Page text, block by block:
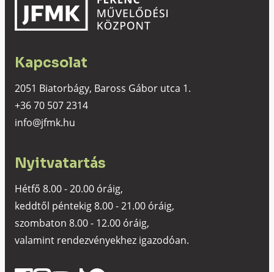
Kapcsolat
2051 Biatorbágy, Baross Gábor utca 1.
+36 70 507 2314
info@jfmk.hu
Nyitvatartás
Hétfő 8.00 - 20.00 óráig,
keddtől péntekig 8.00 - 21.00 óráig,
szombaton 8.00 - 12.00 óráig,
valamint rendezvényekhez igazodóan.